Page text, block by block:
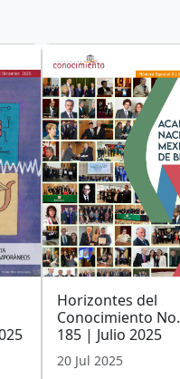
Horizontes del
Conocimiento No.
185 | Julio 2025
20 Jul 2025